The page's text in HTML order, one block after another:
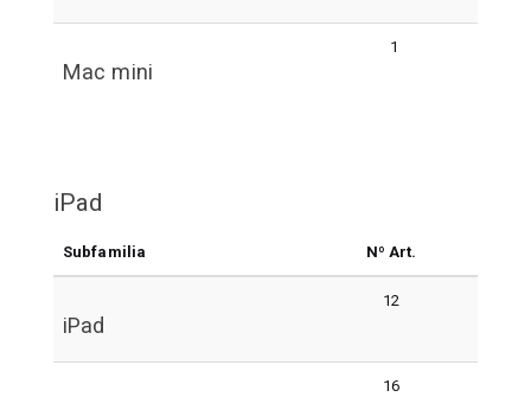
Mac mini
1
iPad
Subfamilia Nº Art.
iPad
12
16